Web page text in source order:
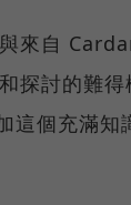
來自
探討的難
這個充滿知